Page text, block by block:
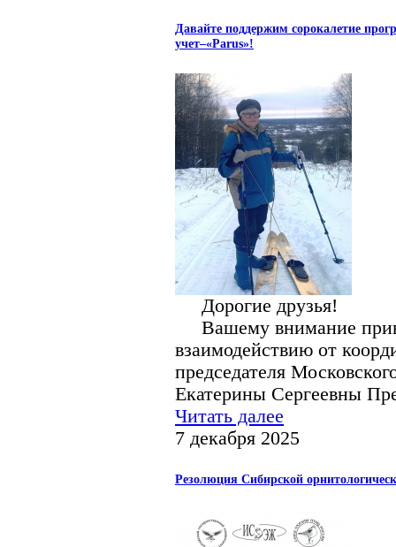
Давайте поддержим сорокалетие
учет–«Parus»!
Дорогие друзья!
Вашему внимание
взаимодействию от
председателя
Екатерины Сергеевны
Читать далее
7 декабря 2025
Резолюция Сибирской